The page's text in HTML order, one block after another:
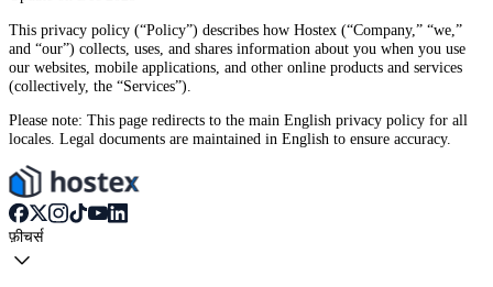
This privacy policy (“Policy”) describes how Hostex (“Company,” “we,”
and “our”) collects, uses, and shares information about you when you use
our websites, mobile applications, and other online products and services
(collectively, the “Services”).
Please note: This page redirects to the main English privacy policy for all
locales. Legal documents are maintained in English to ensure accuracy.
फ़ीचर्स